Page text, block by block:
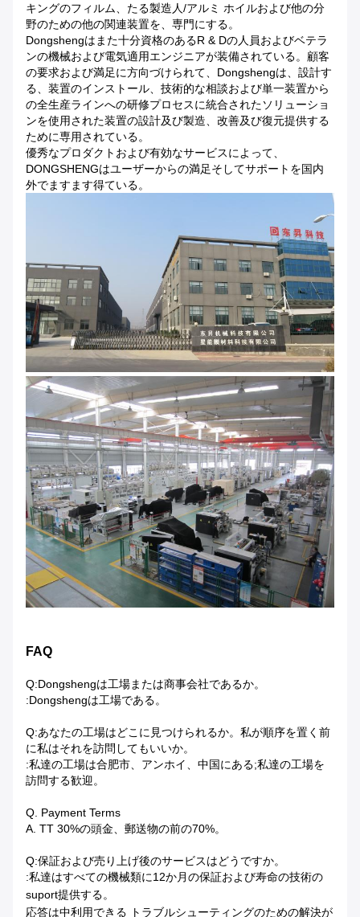
キングのフィルム、たる製造人/アルミ ホイルおよび他の分
野のための他の関連装置を、専門にする。
Dongshengはまた十分資格のあるR & Dの人員およびベテラ
ンの機械および電気適用エンジニアが装備されている。顧客
の要求および満足に方向づけられて、Dongshengは、設計す
る、装置のインストール、技術的な相談および単一装置から
の全生産ラインへの研修プロセスに統合されたソリューショ
ンを使用された装置の設計及び製造、改善及び復元提供する
ために専用されている。
優秀なプロダクトおよび有効なサービスによって、
DONGSHENGはユーザーからの満足そしてサポートを国内
外でますます得ている。
FAQ
Q:Dongshengは工場または商事会社であるか。
:Dongshengは工場である。
Q:あなたの工場はどこに見つけられるか。私が順序を置く前
に私はそれを訪問してもいいか。
:私達の工場は合肥市、アンホイ、中国にある;私達の工場を
訪問する歓迎。
Q. Payment Terms
A. TT 30%の頭金、郵送物の前の70%。
Q:保証および売り上げ後のサービスはどうですか。
:私達はすべての機械類に12か月の保証および寿命の技術の
suport提供する。
応答は中利用できる
トラブルシューティングのための解決が